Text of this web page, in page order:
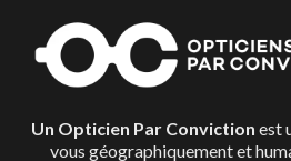
Un Opticien Par Conviction est
vous géographiquement et